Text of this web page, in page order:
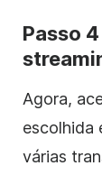
Passo
Agora,
escolhida
várias